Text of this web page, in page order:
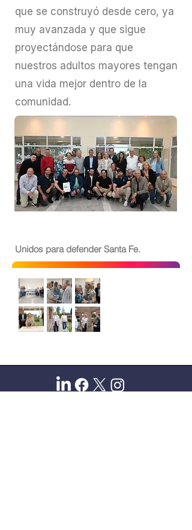
que se construyó desde cero, ya
muy avanzada y que sigue
proyectándose para que
nuestros adultos mayores tengan
una vida mejor dentro de la
comunidad.
Unidos para defender Santa Fe.